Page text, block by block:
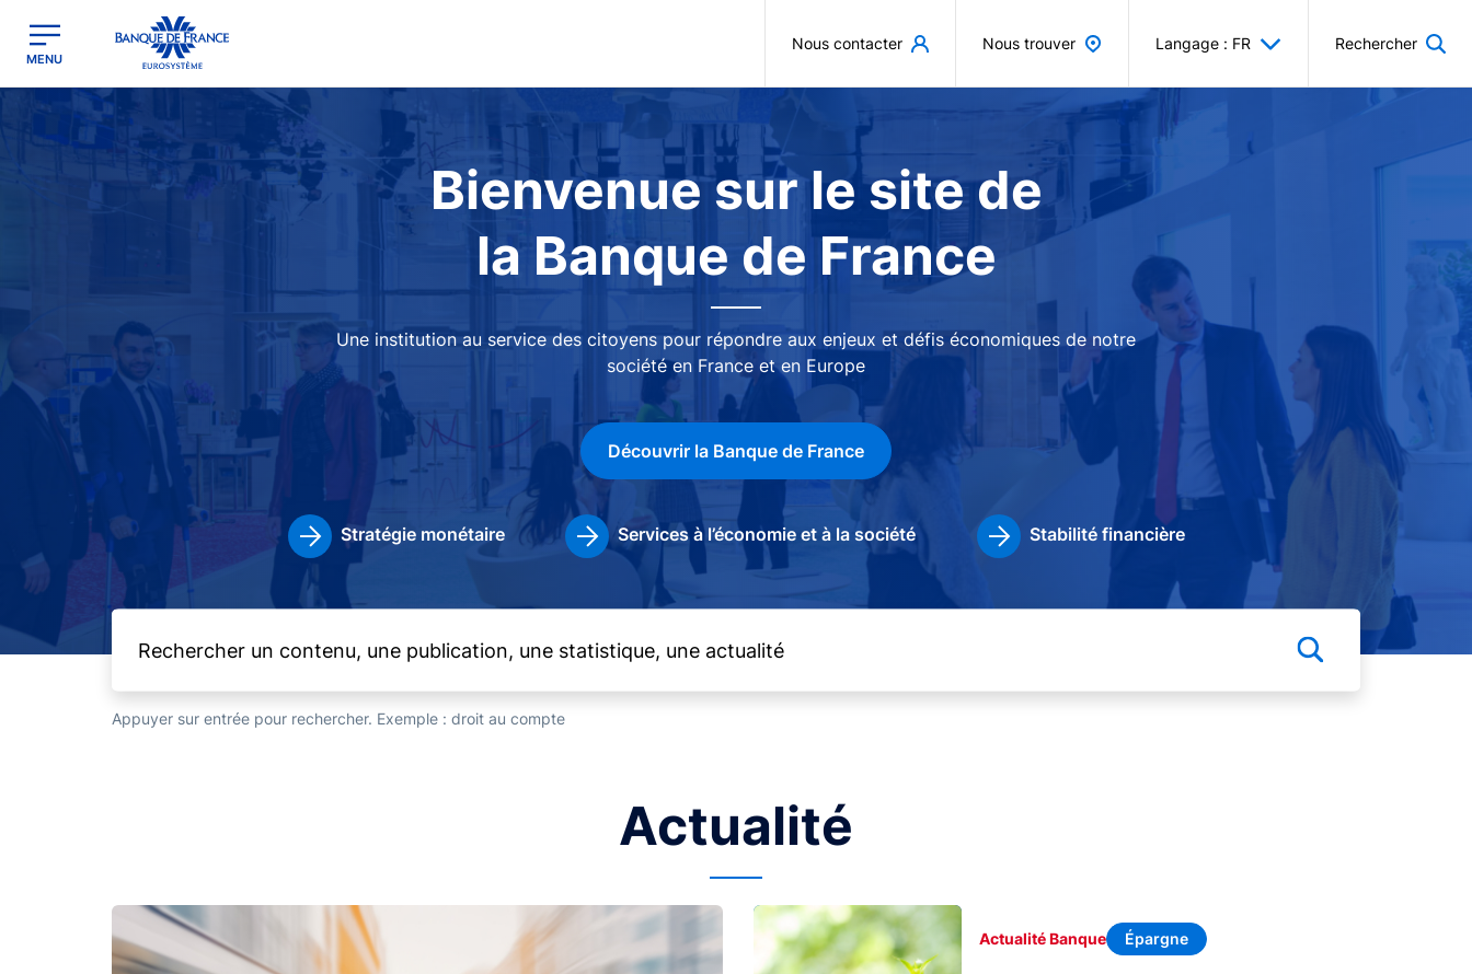
Banque de France - Menu Principal
MENU
Nous contacter Nous trouver Langage : FR Rechercher
Image
Bienvenue sur le site de
la Banque de France
Une institution au service des citoyens pour répondre aux enjeux et défis économiques de notre
société en France et en Europe
Découvrir la Banque de France
Stratégie monétaire Services à l’économie et à la société Stabilité financière
Appuyer sur entrée pour rechercher. Exemple : droit au compte
Actualité
Image Image
Actualité Banque Épargne